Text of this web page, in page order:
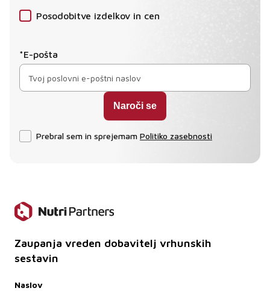
Posodobitve izdelkov in cen
*E-pošta
Prebral sem in sprejemam Politiko zasebnosti
Zaupanja vreden dobavitelj vrhunskih
sestavin
Naslov